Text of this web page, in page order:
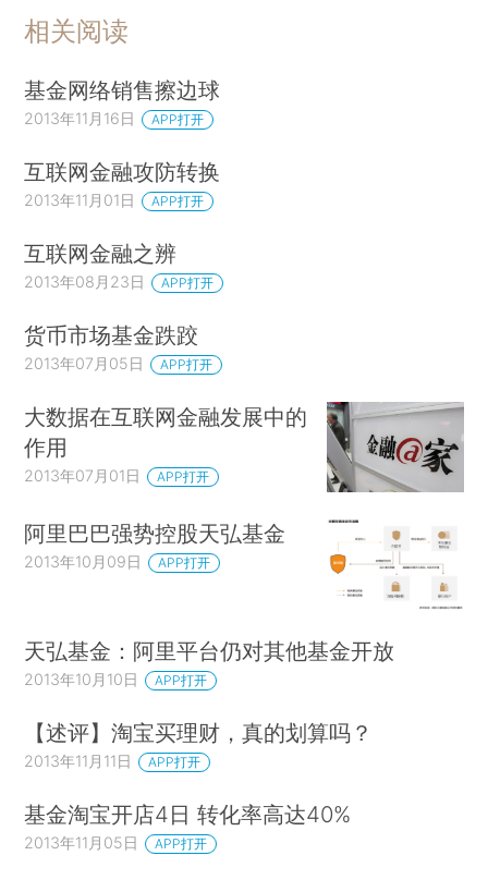
相关阅读
基金网络销售擦边球
2013年11月16日 APP打开
互联网金融攻防转换
2013年11月01日 APP打开
互联网金融之辨
2013年08月23日 APP打开
货币市场基金跌跤
2013年07月05日 APP打开
大数据在互联网金融发展中的
作用
2013年07月01日 APP打开
阿里巴巴强势控股天弘基金
2013年10月09日 APP打开
天弘基金：阿里平台仍对其他基金开放
2013年10月10日 APP打开
【述评】淘宝买理财，真的划算吗？
2013年11月11日 APP打开
基金淘宝开店4日 转化率高达40%
2013年11月05日 APP打开